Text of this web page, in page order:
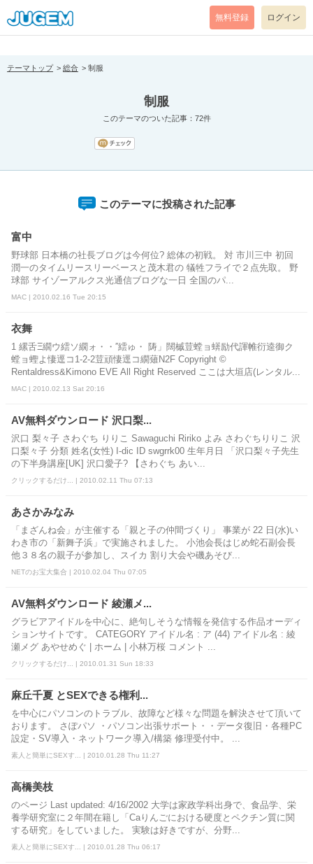
[pear_error: message="Success" code=0 mode=return level=notice
prefix="" info=""]
無料登録 ログイン
テーマトップ 総合 制服
制服
このテーマのついた記事：72件
このテーマに投稿された記事
富中
野球部 日本橋の社長ブログは今何位? 総体の初戦。 対 市川三中 初回
潤一のタイムリースリーベースと茂木君の 犠牲フライで２点先取。 野
球部 サイゾーアルクス光通信ブログな一日 全国のパ...
MAC | 2010.02.16 Tue 20:15
衣舞
1 縲舌Ξ繝ウ繧ソ繝ォ・・′′繧ゅ・ 陦」闊槭荳螳ョ蠎励代諢帷衍逵御ク
螳ョ蟶よ悽逕コ1-2-2荳頑悽逕コ繝薙Ν2F Copyright ©
Rentaldress&Kimono EVE All Right Reserved ここは大垣店(レンタル...
MAC | 2010.02.13 Sat 20:16
AV無料ダウンロード 沢口梨...
沢口 梨々子 さわぐち りりこ Sawaguchi Ririko よみ さわぐちりりこ 沢
口梨々子 分類 姓名(女性) I-dic ID swgrrk00 生年月日 「沢口梨々子先生
の下半身講座[UK] 沢口愛子? 【さわぐち あい...
クリックするだけ... | 2010.02.11 Thu 07:13
あさかみなみ
「まざんね会」が主催する「親と子の仲間づくり」 事業が 22 日(水)い
わき市の「新舞子浜」で実施されました。 小池会長はじめ蛇石副会長
他３８名の親子が参加し、スイカ 割り大会や磯あそび...
NETのお宝大集合 | 2010.02.04 Thu 07:05
AV無料ダウンロード 綾瀬メ...
グラビアアイドルを中心に、絶句しそうな情報を発信する作品オーディ
ションサイトです。 CATEGORY アイドル名 : ア (44) アイドル名 : 綾
瀬メグ あやせめぐ | ホーム | 小林万桜 コメント ...
クリックするだけ... | 2010.01.31 Sun 18:33
麻丘千夏 とSEXできる権利...
を中心にパソコンのトラブル、故障など様々な問題を解決させて頂いて
おります。 さぽパソ ・パソコン出張サポート・・データ復旧・各種PC
設定・SV導入・ネットワーク導入/構築 修理受付中。 ...
素人と簡単にSEXす... | 2010.01.28 Thu 11:27
高橋美枝
のページ Last updated: 4/16/2002 大学は家政学科出身で、食品学、栄
養学研究室に２年間在籍し「Caりんごにおける硬度とペクチン質に関
する研究」をしていました。 実験は好きですが、分野...
素人と簡単にSEXす... | 2010.01.28 Thu 06:17